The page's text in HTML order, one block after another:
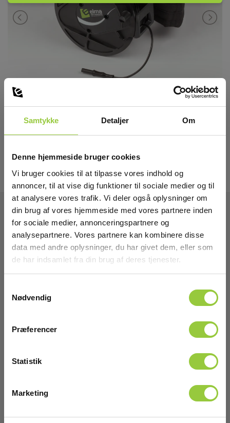
Samtykke Detaljer Om
Denne hjemmeside bruger cookies
Vi bruger cookies til at tilpasse vores indhold og
annoncer, til at vise dig funktioner til sociale medier og til
at analysere vores trafik. Vi deler også oplysninger om
din brug af vores hjemmeside med vores partnere inden
for sociale medier, annonceringspartnere og
analysepartnere. Vores partnere kan kombinere disse
data med andre oplysninger, du har givet dem, eller som
de har indsamlet fra din brug af deres tjenester.
Nødvendig
Præferencer
Statistik
Marketing
Tekniske Data:
Dimensioner
Ø160xH100mm
Kat III 1000V- Kat IV 600V
Længde (m):
30